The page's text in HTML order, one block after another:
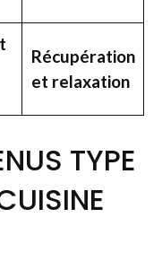
Récupération
et relaxation
TYPE